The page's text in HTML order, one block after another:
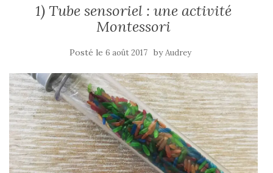
1) Tube sensoriel : une activité
Montessori
Posté le 6 août 2017 byAudrey